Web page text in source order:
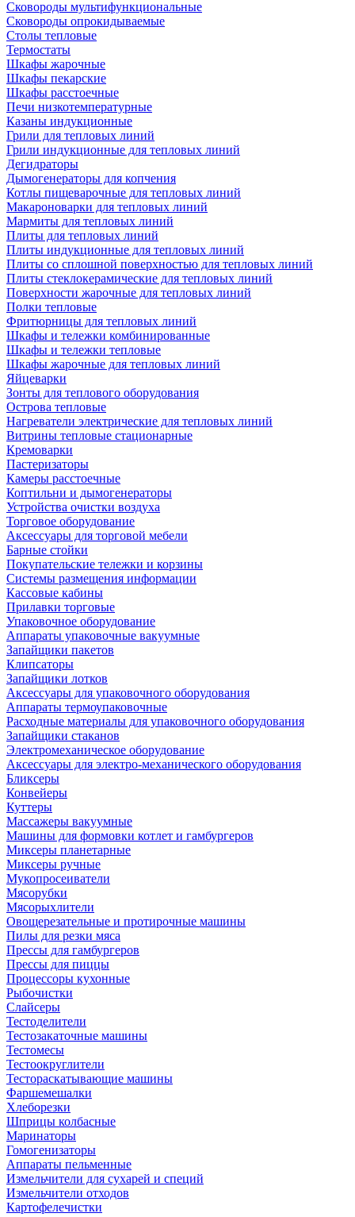
Сковороды мультифункциональные
Сковороды опрокидываемые
Столы тепловые
Термостаты
Шкафы жарочные
Шкафы пекарские
Шкафы расстоечные
Печи низкотемпературные
Казаны индукционные
Грили для тепловых линий
Грили индукционные для тепловых линий
Дегидраторы
Дымогенераторы для копчения
Котлы пищеварочные для тепловых линий
Макароноварки для тепловых линий
Мармиты для тепловых линий
Плиты для тепловых линий
Плиты индукционные для тепловых линий
Плиты со сплошной поверхностью для тепловых линий
Плиты стеклокерамические для тепловых линий
Поверхности жарочные для тепловых линий
Полки тепловые
Фритюрницы для тепловых линий
Шкафы и тележки комбинированные
Шкафы и тележки тепловые
Шкафы жарочные для тепловых линий
Яйцеварки
Зонты для теплового оборудования
Острова тепловые
Нагреватели электрические для тепловых линий
Витрины тепловые стационарные
Кремоварки
Пастеризаторы
Камеры расстоечные
Коптильни и дымогенераторы
Устройства очистки воздуха
Торговое оборудование
Аксессуары для торговой мебели
Барные стойки
Покупательские тележки и корзины
Системы размещения информации
Кассовые кабины
Прилавки торговые
Упаковочное оборудование
Аппараты упаковочные вакуумные
Запайщики пакетов
Клипсаторы
Запайщики лотков
Аксессуары для упаковочного оборудования
Аппараты термоупаковочные
Расходные материалы для упаковочного оборудования
Запайщики стаканов
Электромеханическое оборудование
Аксессуары для электро-механического оборудования
Бликсеры
Конвейеры
Куттеры
Массажеры вакуумные
Машины для формовки котлет и гамбургеров
Миксеры планетарные
Миксеры ручные
Мукопросеиватели
Мясорубки
Мясорыхлители
Овощерезательные и протирочные машины
Пилы для резки мяса
Прессы для гамбургеров
Прессы для пиццы
Процессоры кухонные
Рыбочистки
Слайсеры
Тестоделители
Тестозакаточные машины
Тестомесы
Тестоокруглители
Тестораскатывающие машины
Фаршемешалки
Хлеборезки
Шприцы колбасные
Маринаторы
Гомогенизаторы
Аппараты пельменные
Измельчители для сухарей и специй
Измельчители отходов
Картофелечистки